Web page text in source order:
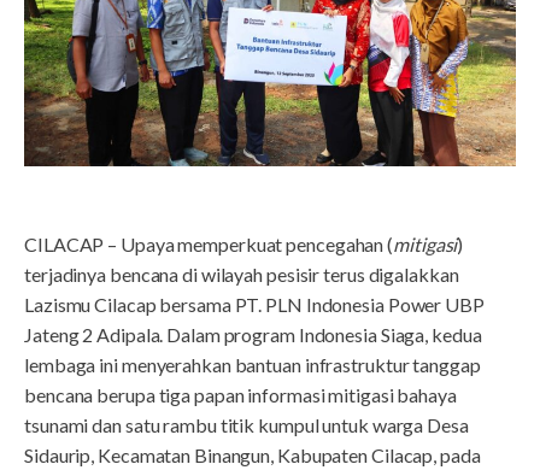
CILACAP – Upaya memperkuat pencegahan (mitigasi)
terjadinya bencana di wilayah pesisir terus digalakkan
Lazismu Cilacap bersama PT. PLN Indonesia Power UBP
Jateng 2 Adipala. Dalam program Indonesia Siaga, kedua
lembaga ini menyerahkan bantuan infrastruktur tanggap
bencana berupa tiga papan informasi mitigasi bahaya
tsunami dan satu rambu titik kumpul untuk warga Desa
Sidaurip, Kecamatan Binangun, Kabupaten Cilacap, pada